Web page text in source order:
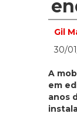
Gil
30/
A
em
anos